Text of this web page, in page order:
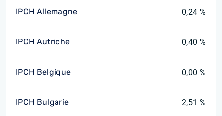
IPCH Allemagne 0,24 %
IPCH Autriche 0,40 %
IPCH Belgique 0,00 %
IPCH Bulgarie 2,51 %